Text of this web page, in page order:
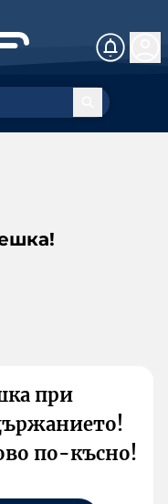
при
по-късно!